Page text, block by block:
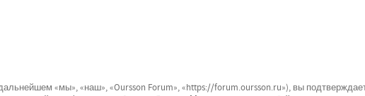
«мы», «наш», «Oursson Forum», «https://forum.oursson.ru»), вы